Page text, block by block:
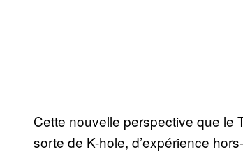
Cette nouvelle perspective que le
sorte de K-hole, d’expérience